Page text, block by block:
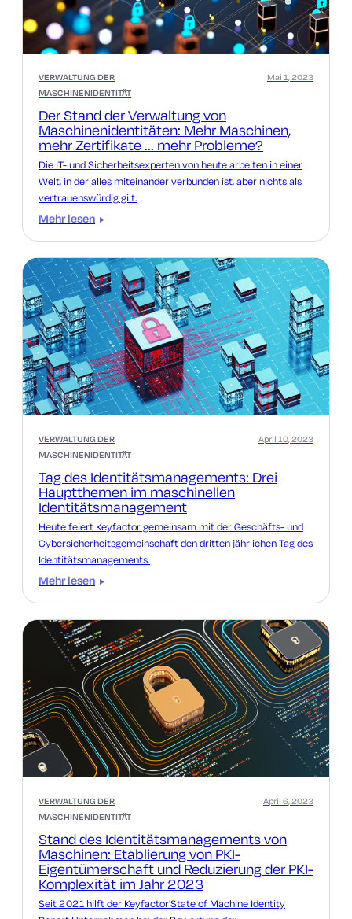
VERWALTUNG DER
MASCHINENIDENTITÄT
Der Stand der Verwaltung von
Maschinenidentitäten: Mehr Maschinen,
mehr Zertifikate ... mehr Probleme?
Mai 1, 2023
Die IT- und Sicherheitsexperten von heute arbeiten in einer
Welt, in der alles miteinander verbunden ist, aber nichts als
vertrauenswürdig gilt.
Mehr lesen
VERWALTUNG DER
MASCHINENIDENTITÄT
Tag des Identitätsmanagements: Drei
Hauptthemen im maschinellen
Identitätsmanagement
April 10, 2023
Heute feiert Keyfactor gemeinsam mit der Geschäfts- und
Cybersicherheitsgemeinschaft den dritten jährlichen Tag des
Identitätsmanagements.
Mehr lesen
VERWALTUNG DER
MASCHINENIDENTITÄT
Stand des Identitätsmanagements von
Maschinen: Etablierung von PKI-
Eigentümerschaft und Reduzierung der PKI-
Komplexität im Jahr 2023
April 6, 2023
Seit 2021 hilft der Keyfactor'State of Machine Identity